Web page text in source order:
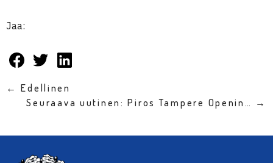
Jaa:
← Edellinen
Seuraava uutinen: Piros Tampere Openin… →